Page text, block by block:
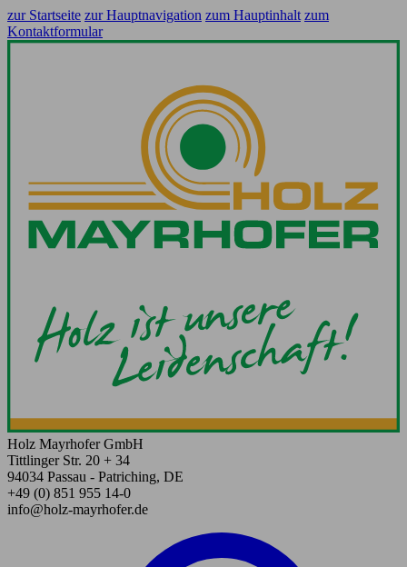
zur Startseite zur Hauptnavigation zum Hauptinhalt zum
Kontaktformular
Holz Mayrhofer GmbH
Tittlinger Str. 20 + 34
94034 Passau - Patriching, DE
+49 (0) 851 955 14-0
info@holz-mayrhofer.de